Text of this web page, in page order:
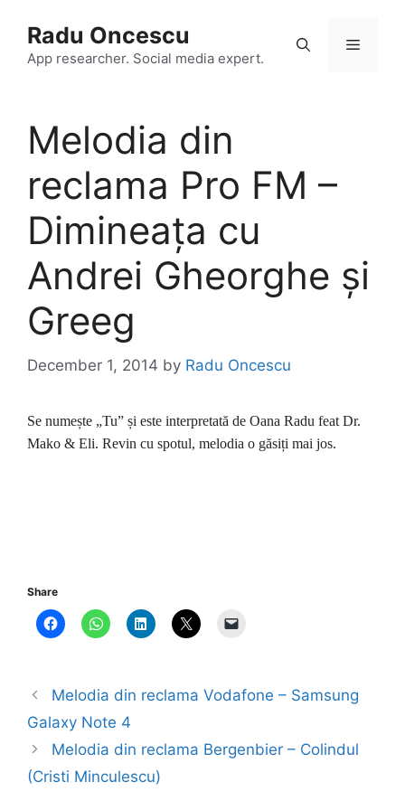
content
Radu Oncescu
App researcher. Social media expert.
Menu
Melodia din
reclama Pro FM –
Dimineața cu
Andrei Gheorghe și
Greeg
December 1, 2014 by Radu Oncescu
Se numește „Tu” și este interpretată de Oana Radu feat Dr.
Mako & Eli. Revin cu spotul, melodia o găsiți mai jos.
Share
Melodia din reclama Vodafone – Samsung
Galaxy Note 4
Melodia din reclama Bergenbier – Colindul
(Cristi Minculescu)